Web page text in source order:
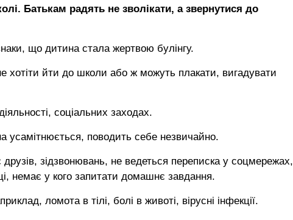
Батькам радять не зволікати, а звернутися до
що дитина стала жертвою булінгу.
хотіти йти до школи або ж можуть плакати, вигадувати
соціальних заходах.
усамітнюється, поводить себе незвичайно.
друзів, зідзвонювань, не ведеться переписка у соцмережах,
немає у кого запитати домашнє завдання.
ломота в тілі, болі в животі, вірусні інфекції.